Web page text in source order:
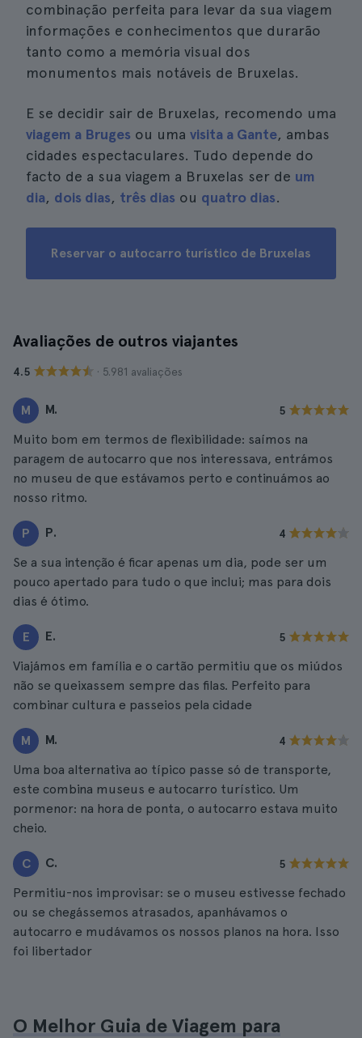
combinação perfeita para levar da sua viagem
informações e conhecimentos que durarão
tanto como a memória visual dos
monumentos mais notáveis de Bruxelas.
E se decidir sair de Bruxelas, recomendo uma
viagem a Bruges ou uma visita a Gante, ambas
cidades espectaculares. Tudo depende do
facto de a sua viagem a Bruxelas ser de um
dia, dois dias, três dias ou quatro dias.
Reservar o autocarro turístico de Bruxelas
Avaliações de outros viajantes
4.5 · 5.981 avaliações
M M. 5
Muito bom em termos de flexibilidade: saímos na
paragem de autocarro que nos interessava, entrámos
no museu de que estávamos perto e continuámos ao
nosso ritmo.
P P. 4
Se a sua intenção é ficar apenas um dia, pode ser um
pouco apertado para tudo o que inclui; mas para dois
dias é ótimo.
E E. 5
Viajámos em família e o cartão permitiu que os miúdos
não se queixassem sempre das filas. Perfeito para
combinar cultura e passeios pela cidade
M M. 4
Uma boa alternativa ao típico passe só de transporte,
este combina museus e autocarro turístico. Um
pormenor: na hora de ponta, o autocarro estava muito
cheio.
C C. 5
Permitiu-nos improvisar: se o museu estivesse fechado
ou se chegássemos atrasados, apanhávamos o
autocarro e mudávamos os nossos planos na hora. Isso
foi libertador
O Melhor Guia de Viagem para